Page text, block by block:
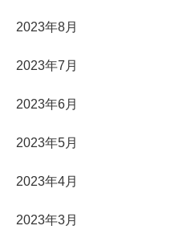
2023年8月
2023年7月
2023年6月
2023年5月
2023年4月
2023年3月